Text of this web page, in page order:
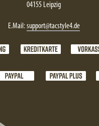
04155 Leipzig
E.Mail:support@tacstyle4.de